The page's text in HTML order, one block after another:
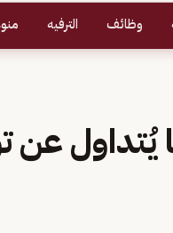
وظائف الترفيه
يُتداول عن